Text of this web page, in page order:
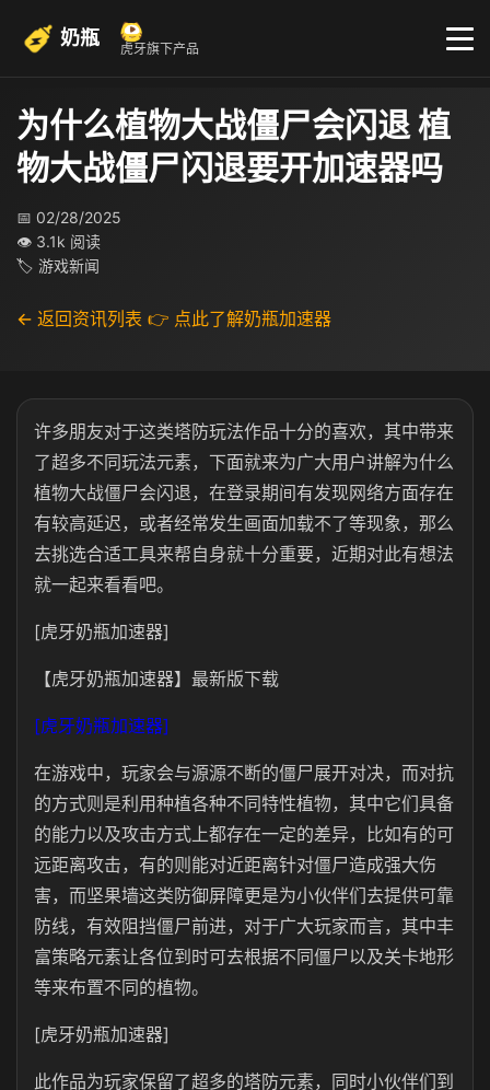
奶瓶 虎牙旗下产品
为什么植物大战僵尸会闪退 植
物大战僵尸闪退要开加速器吗
📅 02/28/2025
👁 3.1k 阅读
🏷 游戏新闻
← 返回资讯列表 👉 点此了解奶瓶加速器
许多朋友对于这类塔防玩法作品十分的喜欢，其中带来
了超多不同玩法元素，下面就来为广大用户讲解为什么
植物大战僵尸会闪退，在登录期间有发现网络方面存在
有较高延迟，或者经常发生画面加载不了等现象，那么
去挑选合适工具来帮自身就十分重要，近期对此有想法
就一起来看看吧。
[虎牙奶瓶加速器]
【虎牙奶瓶加速器】最新版下载
[虎牙奶瓶加速器]
在游戏中，玩家会与源源不断的僵尸展开对决，而对抗
的方式则是利用种植各种不同特性植物，其中它们具备
的能力以及攻击方式上都存在一定的差异，比如有的可
远距离攻击，有的则能对近距离针对僵尸造成强大伤
害，而坚果墙这类防御屏障更是为小伙伴们去提供可靠
防线，有效阻挡僵尸前进，对于广大玩家而言，其中丰
富策略元素让各位到时可去根据不同僵尸以及关卡地形
等来布置不同的植物。
[虎牙奶瓶加速器]
此作品为玩家保留了超多的塔防元素，同时小伙伴们到